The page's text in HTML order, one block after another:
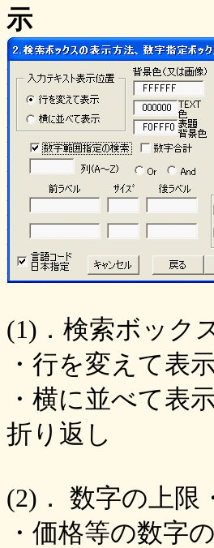
示
(1)．検索ボック
・行を変えて表
・横に並べて表
折り返し
(2)． 数字の上限
・価格等の数字